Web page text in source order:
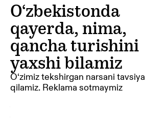
O‘zbekistonda
qayerda, nima,
qancha turishini
yaxshi bilamiz
O‘zimiz tekshirgan narsani tavsiya
qilamiz. Reklama sotmaymiz